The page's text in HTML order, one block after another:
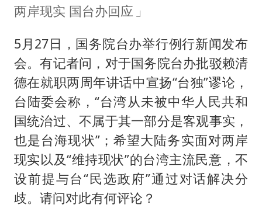
两岸现实 国台办回应
5月27日，国务院台办举行例行新闻发布
会。有记者问，对于国务院台办批驳赖清
德在就职两周年讲话中宣扬“台独”谬论，
台陆委会称，“台湾从未被中华人民共和
国统治过、不属于其一部分是客观事实，
也是台海现状”；希望大陆务实面对两岸
现实以及“维持现状”的台湾主流民意，不
设前提与台“民选政府”通过对话解决分
歧。请问对此有何评论？